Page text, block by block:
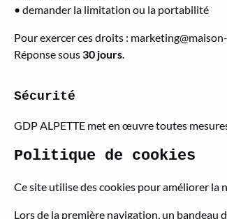
• demander la limitation ou la portabilité
Pour exercer ces droits :
Réponse sous30 jours.
Sécurité
GDP ALPETTE met en œuvre toutes
Politique de cookies
Ce site utilise des cookies pour améliorer la
Lors de la première navigation, un bandeau